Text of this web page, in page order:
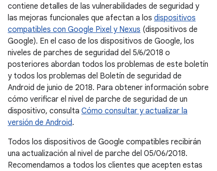
contiene detalles de las vulnerabilidades de seguridad y
las mejoras funcionales que afectan a los dispositivos
compatibles con Google Pixel y Nexus (dispositivos de
Google). En el caso de los dispositivos de Google, los
niveles de parches de seguridad del 5/6/2018 o
posteriores abordan todos los problemas de este boletín
y todos los problemas del Boletín de seguridad de
Android de junio de 2018. Para obtener información sobre
cómo verificar el nivel de parche de seguridad de un
dispositivo, consulta Cómo consultar y actualizar la
versión de Android.
Todos los dispositivos de Google compatibles recibirán
una actualización al nivel de parche del 05/06/2018.
Recomendamos a todos los clientes que acepten estas